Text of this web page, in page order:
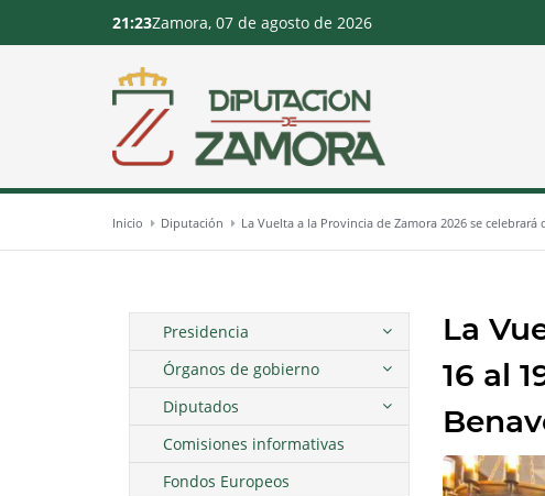
21:23Zamora, 07 de agosto de 2026
Inicio Diputación La Vuelta a la Provincia de Zamora 2026 se
La
16 al
Presidencia
Órganos de gobierno
Diputados
Comisiones informativas
Fondos Europeos